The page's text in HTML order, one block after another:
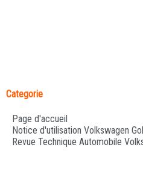
Categorie
Page d'accueil
Notice d'utilisation Volkswagen
Revue Technique Automobile